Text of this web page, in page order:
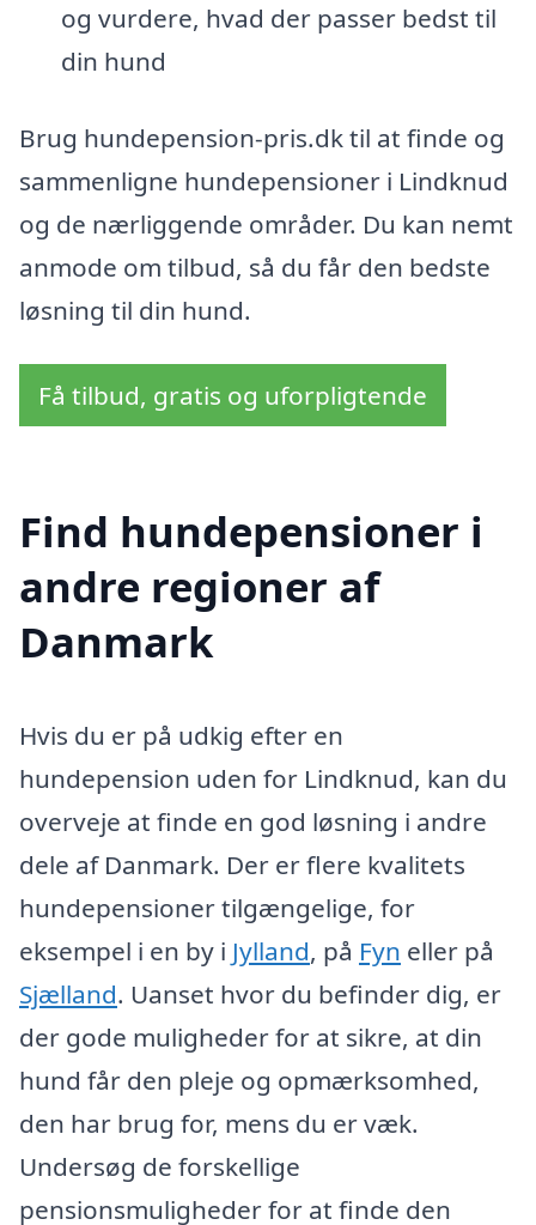
og vurdere, hvad der passer bedst til
din hund
Brug hundepension-pris.dk til at finde og
sammenligne hundepensioner i Lindknud
og de nærliggende områder. Du kan nemt
anmode om tilbud, så du får den bedste
løsning til din hund.
Få tilbud, gratis og uforpligtende
Find hundepensioner i
andre regioner af
Danmark
Hvis du er på udkig efter en
hundepension uden for Lindknud, kan du
overveje at finde en god løsning i andre
dele af Danmark. Der er flere kvalitets
hundepensioner tilgængelige, for
eksempel i en by i Jylland, på Fyn eller på
Sjælland. Uanset hvor du befinder dig, er
der gode muligheder for at sikre, at din
hund får den pleje og opmærksomhed,
den har brug for, mens du er væk.
Undersøg de forskellige
pensionsmuligheder for at finde den